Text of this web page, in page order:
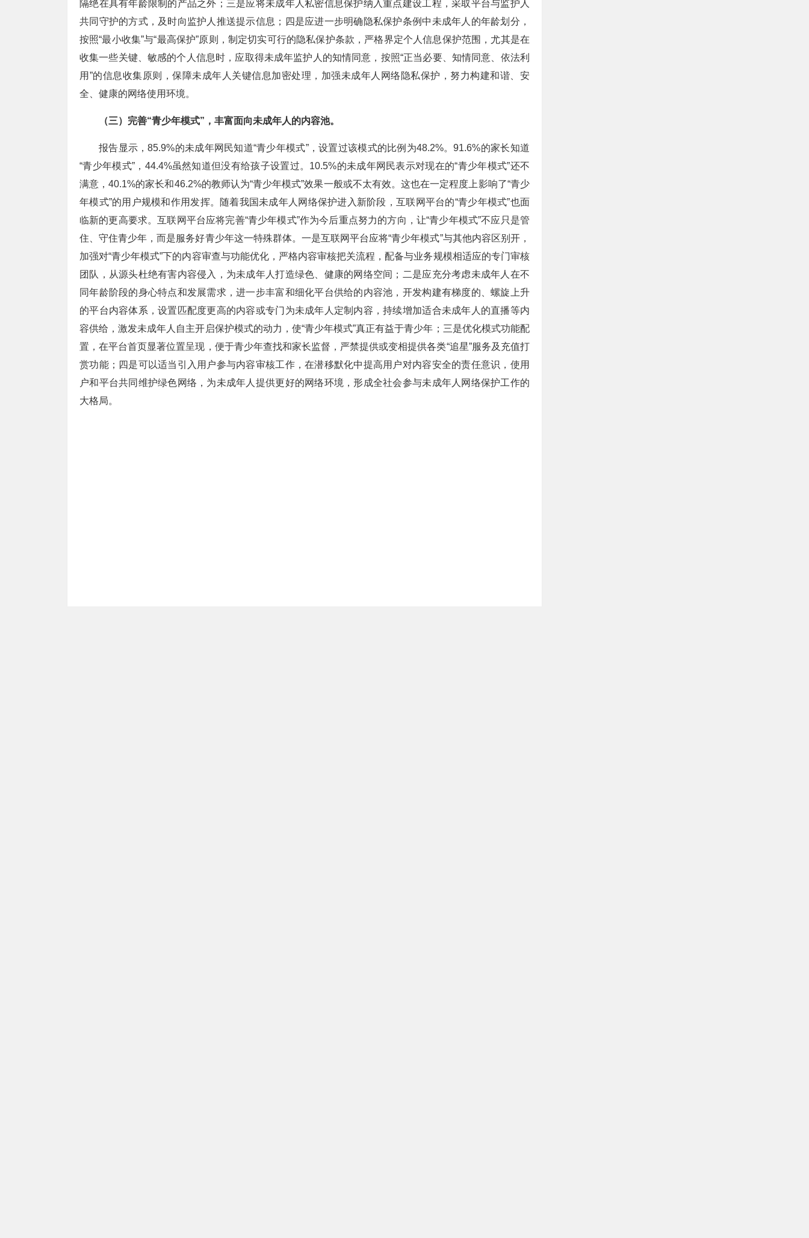
隔绝在具有年龄限制的产品之外；三是应将未成年人私密信息保护纳入重点建设工程，采取平台与监护人
共同守护的方式，及时向监护人推送提示信息；四是应进一步明确隐私保护条例中未成年人的年龄划分，
按照“最小收集”与“最高保护”原则，制定切实可行的隐私保护条款，严格界定个人信息保护范围，尤其是在
收集一些关键、敏感的个人信息时，应取得未成年监护人的知情同意，按照“正当必要、知情同意、依法利
用”的信息收集原则，保障未成年人关键信息加密处理，加强未成年人网络隐私保护，努力构建和谐、安
全、健康的网络使用环境。
（三）完善“青少年模式”，丰富面向未成年人的内容池。
报告显示，85.9%的未成年网民知道“青少年模式”，设置过该模式的比例为48.2%。91.6%的家长知道
“青少年模式”，44.4%虽然知道但没有给孩子设置过。10.5%的未成年网民表示对现在的“青少年模式”还不
满意，40.1%的家长和46.2%的教师认为“青少年模式”效果一般或不太有效。这也在一定程度上影响了“青少
年模式”的用户规模和作用发挥。随着我国未成年人网络保护进入新阶段，互联网平台的“青少年模式”也面
临新的更高要求。互联网平台应将完善“青少年模式”作为今后重点努力的方向，让“青少年模式”不应只是管
住、守住青少年，而是服务好青少年这一特殊群体。一是互联网平台应将“青少年模式”与其他内容区别开，
加强对“青少年模式”下的内容审查与功能优化，严格内容审核把关流程，配备与业务规模相适应的专门审核
团队，从源头杜绝有害内容侵入，为未成年人打造绿色、健康的网络空间；二是应充分考虑未成年人在不
同年龄阶段的身心特点和发展需求，进一步丰富和细化平台供给的内容池，开发构建有梯度的、螺旋上升
的平台内容体系，设置匹配度更高的内容或专门为未成年人定制内容，持续增加适合未成年人的直播等内
容供给，激发未成年人自主开启保护模式的动力，使“青少年模式”真正有益于青少年；三是优化模式功能配
置，在平台首页显著位置呈现，便于青少年查找和家长监督，严禁提供或变相提供各类“追星”服务及充值打
赏功能；四是可以适当引入用户参与内容审核工作，在潜移默化中提高用户对内容安全的责任意识，使用
户和平台共同维护绿色网络，为未成年人提供更好的网络环境，形成全社会参与未成年人网络保护工作的
大格局。